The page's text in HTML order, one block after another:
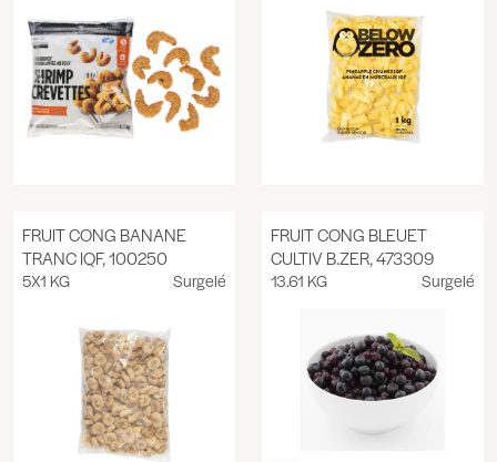
FRUIT CONG BANANE
TRANC IQF, 100250
5X1 KG Surgelé
FRUIT CONG BLEUET
CULTIV B.ZER, 473309
13.61 KG Surgelé